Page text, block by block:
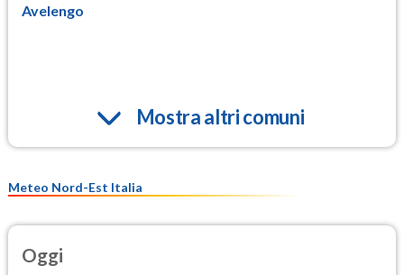
Avelengo
Mostra altri comuni
Meteo Nord-Est Italia
Oggi